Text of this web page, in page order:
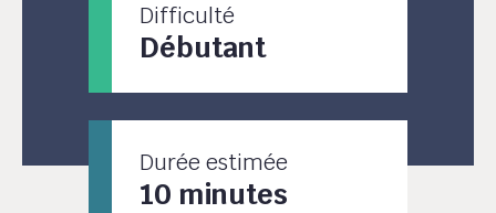
Difficulté
Débutant
Durée estimée
10 minutes